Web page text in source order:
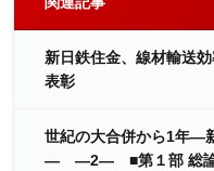
新日鉄住金、線材輸送
表彰
世紀の大合併から1年―
― ―2― ■第１部 総論